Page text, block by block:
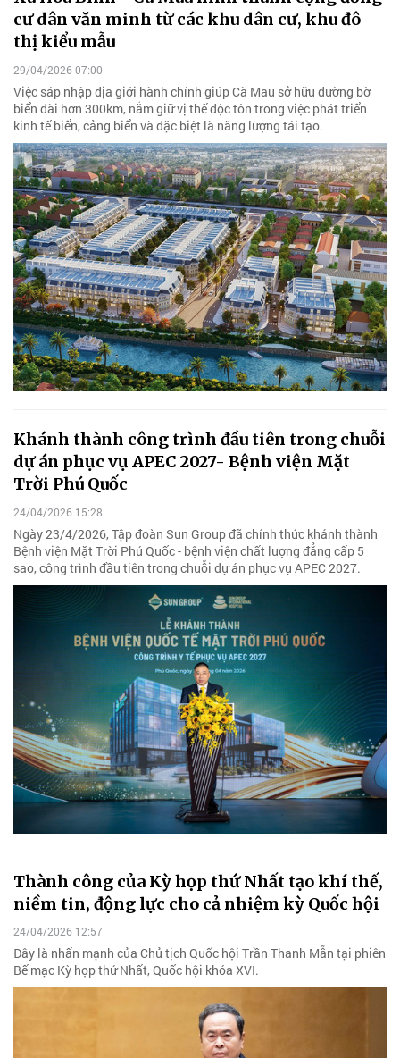
cư dân văn minh từ các khu dân cư, khu đô
thị kiểu mẫu
29/04/2026 07:00
Việc sáp nhập địa giới hành chính giúp Cà Mau sở hữu đường bờ
biển dài hơn 300km, nắm giữ vị thế độc tôn trong việc phát triển
kinh tế biển, cảng biển và đặc biệt là năng lượng tái tạo.
Khánh thành công trình đầu tiên trong chuỗi
dự án phục vụ APEC 2027- Bệnh viện Mặt
Trời Phú Quốc
24/04/2026 15:28
Ngày 23/4/2026, Tập đoàn Sun Group đã chính thức khánh thành
Bệnh viện Mặt Trời Phú Quốc - bệnh viện chất lượng đẳng cấp 5
sao, công trình đầu tiên trong chuỗi dự án phục vụ APEC 2027.
Thành công của Kỳ họp thứ Nhất tạo khí thế,
niềm tin, động lực cho cả nhiệm kỳ Quốc hội
24/04/2026 12:57
Đây là nhấn mạnh của Chủ tịch Quốc hội Trần Thanh Mẫn tại phiên
Bế mạc Kỳ họp thứ Nhất, Quốc hội khóa XVI.